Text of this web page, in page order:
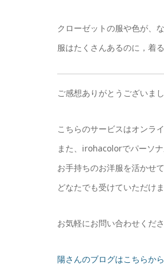
クローゼットの服や色が、
服はたくさんあるのに，着
ご感想ありがとうございまし
こちらのサービスはオンラ
また、irohacolorでパーソ
お手持ちのお洋服を活かせ
どなたでも受けていただけま
お気軽にお問い合わせくださ
陽さんのブログはこちらから